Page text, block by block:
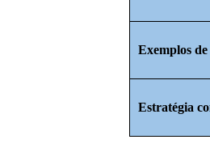
Exemplos
Estratégia